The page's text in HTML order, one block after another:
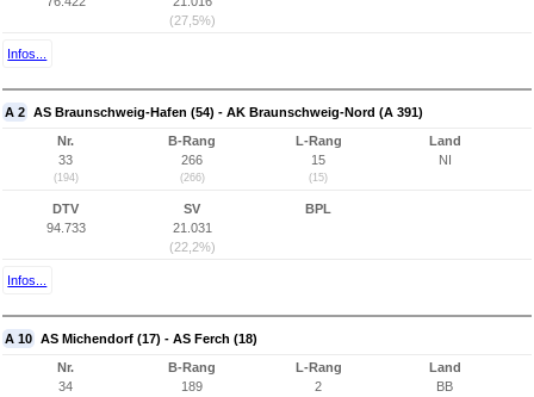
(27,5%)
Infos...
A 2 AS Braunschweig-Hafen (54) - AK Braunschweig-Nord (A 391)
Nr.
33
(194)
B-Rang
266
(266)
L-Rang
15
(15)
Land
NI
DTV
94.733
SV
21.031
(22,2%)
BPL
Infos...
A 10 AS Michendorf (17) - AS Ferch (18)
Nr.
34
B-Rang
189
L-Rang
2
Land
BB